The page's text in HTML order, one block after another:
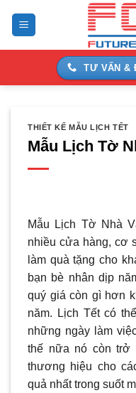
TƯ VẤN &
THIẾT KẾ MẪU LỊCH TẾT
Mẫu Lịch Tờ
Mẫu Lịch Tờ Nhà
nhiều cửa hàng, cơ
làm quà tặng cho
bạn bè nhân dịp
quý giá còn gì hơn
năm. Lịch Tết có
những ngày làm
thế nữa nó còn trở
thương hiệu cho
quả nhất trong suốt